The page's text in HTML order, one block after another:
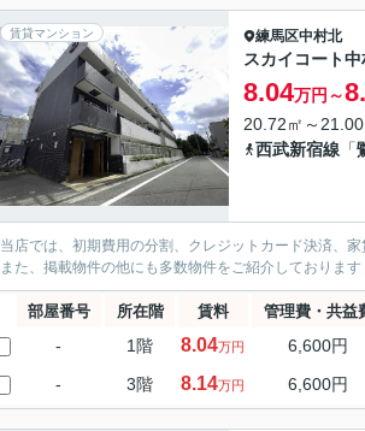
賃貸マンション 練馬区中村北
スカイコート
8.04万円～
20.72㎡～
西武新宿線 「
当店では、初期費用の分割、クレジットカード決済、
また、掲載物件の他にも多数物件をご紹介しております
部屋番号 所在階 賃料 管理費・共益
- 1階 8.04万円 6,600円
- 3階 8.14万円 6,600円